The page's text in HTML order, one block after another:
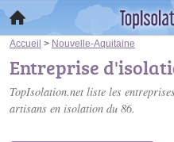
Accueil > Nouvelle-Aquitaine
Entreprise
TopIsolation.net liste les
artisans en isolation du 86.